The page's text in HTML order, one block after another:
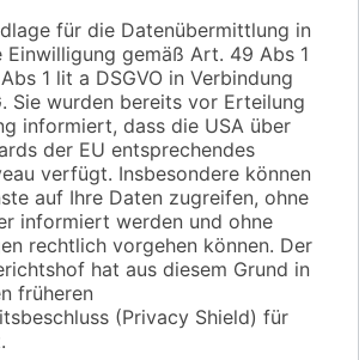
für die Datenübermittlung in
Einwilligung gemäß Art. 49 Abs 1
1 lit a DSGVO in Verbindung
Sie wurden bereits vor Erteilung
informiert, dass die USA über
der EU entsprechendes
verfügt. Insbesondere können
auf Ihre Daten zugreifen, ohne
informiert werden und ohne
rechtlich vorgehen können. Der
hat aus diesem Grund in
früheren
(Privacy Shield) für